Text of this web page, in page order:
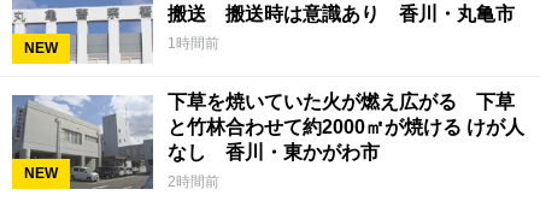
NEW
搬送 搬送時は意識あり 香川・丸亀市
1時間前
NEW
下草を焼いていた火が燃え広がる 下草
と竹林合わせて約2000㎡が焼ける けが人
なし 香川・東かがわ市
2時間前